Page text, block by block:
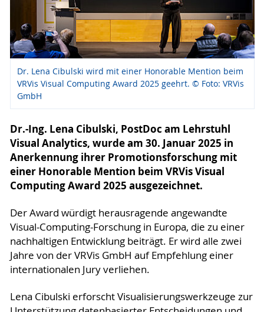
Dr. Lena Cibulski wird mit einer Honorable Mention beim
VRVis Visual Computing Award 2025 geehrt. © Foto: VRVis
GmbH
Dr.-Ing. Lena Cibulski, PostDoc am Lehrstuhl
Visual Analytics, wurde am 30. Januar 2025 in
Anerkennung ihrer Promotionsforschung mit
einer Honorable Mention beim VRVis Visual
Computing Award 2025 ausgezeichnet.
Der Award würdigt herausragende angewandte
Visual-Computing-Forschung in Europa, die zu einer
nachhaltigen Entwicklung beiträgt. Er wird alle zwei
Jahre von der VRVis GmbH auf Empfehlung einer
internationalen Jury verliehen.
Lena Cibulski erforscht Visualisierungswerkzeuge zur